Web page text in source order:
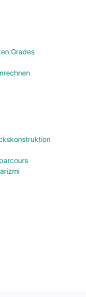
Grades